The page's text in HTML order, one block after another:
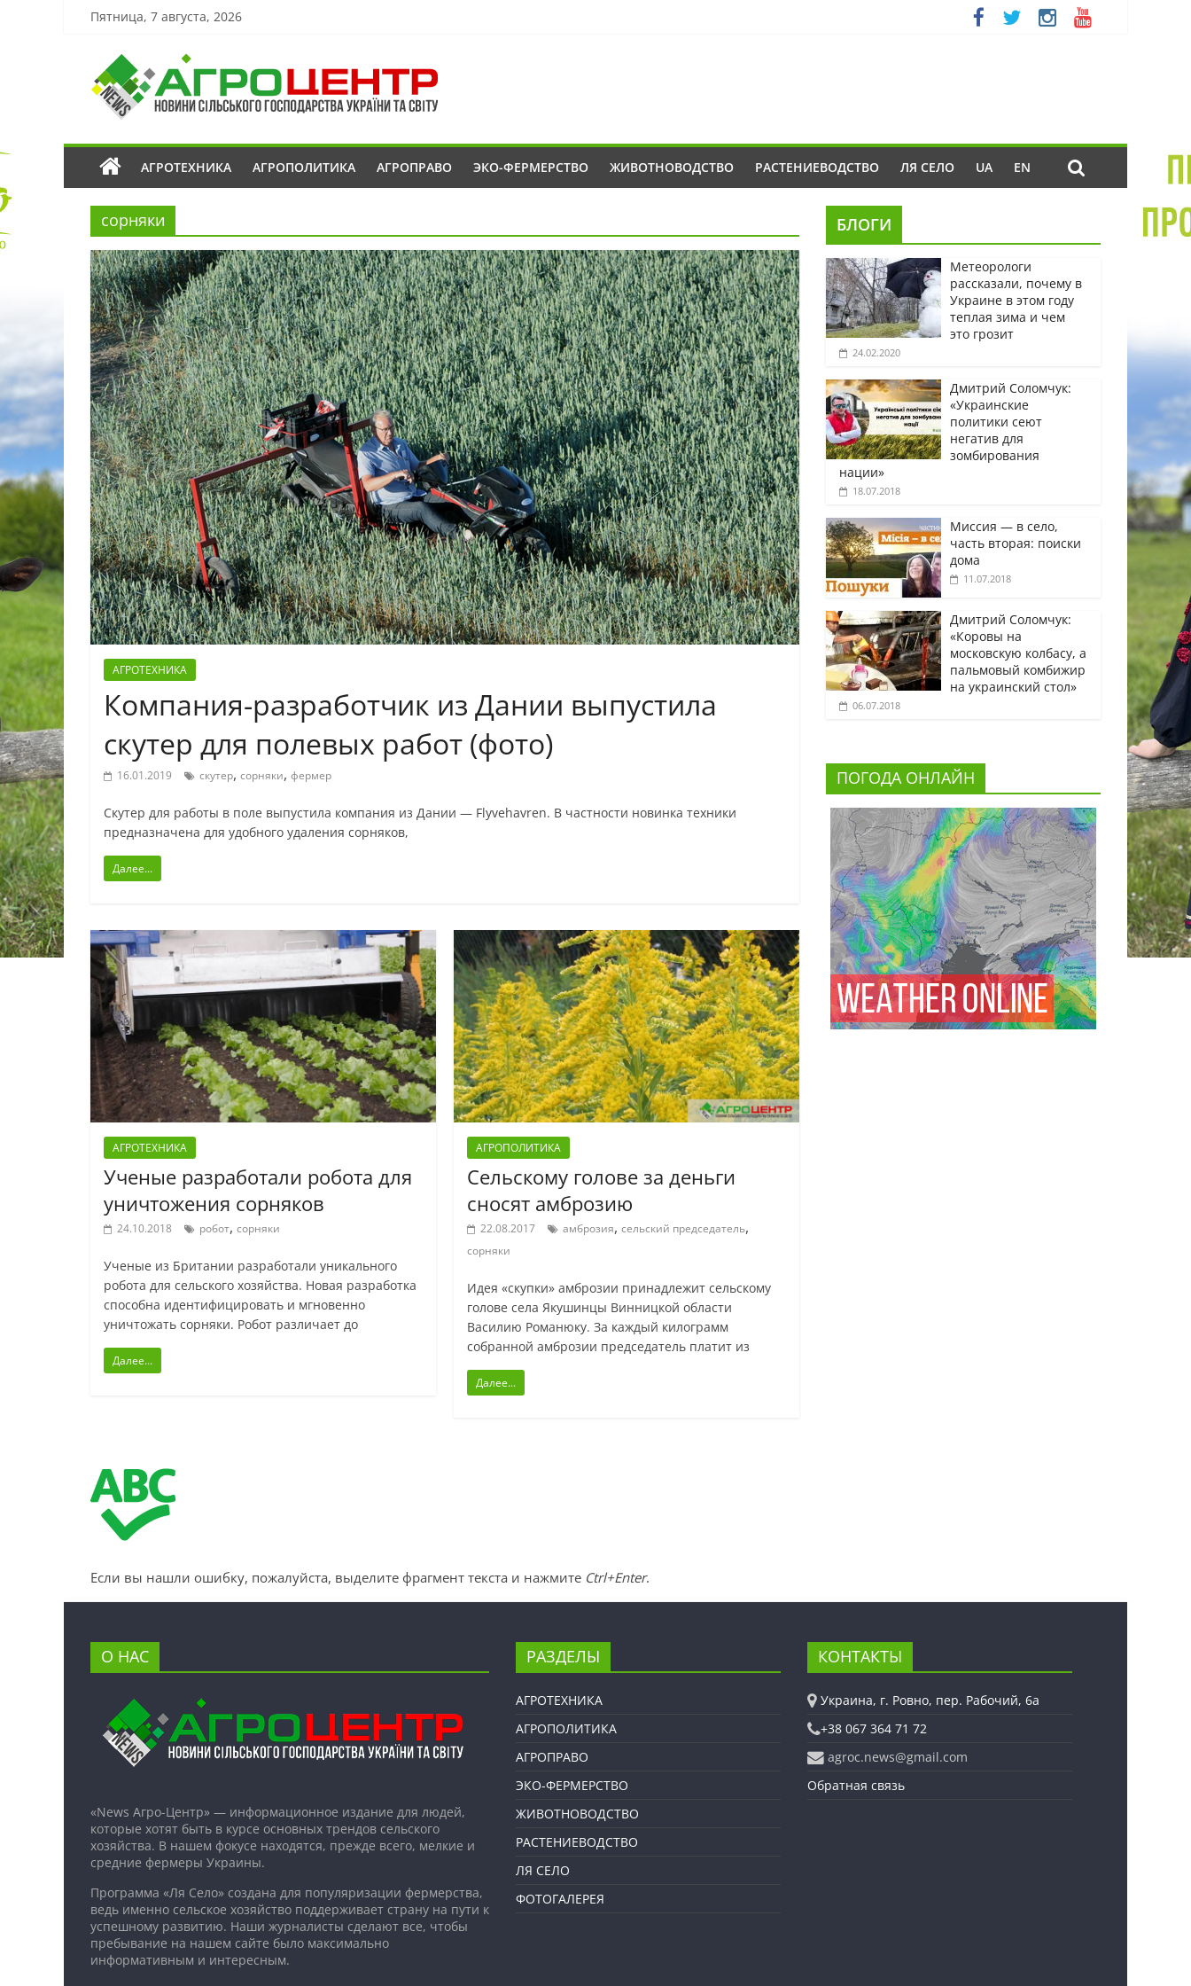
Пятница, 7 августа, 2026
АГРОТЕХНИКА АГРОПОЛИТИКА АГРОПРАВО ЭКО-ФЕРМЕРСТВО ЖИВОТНОВОДСТВО РАСТЕНИЕВОДСТВО ЛЯ СЕЛО UA EN
сорняки
АГРОТЕХНИКА
Компания-разработчик из Дании выпустила
скутер для полевых работ (фото)
16.01.2019 скутер, сорняки, фермер
Скутер для работы в поле выпустила компания из Дании — Flyvehavren. В частности новинка техники
предназначена для удобного удаления сорняков,
Далее...
АГРОТЕХНИКА
Ученые разработали робота для
уничтожения сорняков
24.10.2018 робот, сорняки
Ученые из Британии разработали уникального
робота для сельского хозяйства. Новая разработка
способна идентифицировать и мгновенно
уничтожать сорняки. Робот различает до
Далее...
АГРОПОЛИТИКА
Сельскому голове за деньги
сносят амброзию
22.08.2017 амброзия,сельский председатель,
сорняки
Идея «скупки» амброзии принадлежит сельскому
голове села Якушинцы Винницкой области
Василию Романюку. За каждый килограмм
собранной амброзии председатель платит из
Далее...
БЛОГИ
Метеорологи
рассказали, почему в
Украине в этом году
теплая зима и чем
это грозит
24.02.2020
Дмитрий Соломчук:
«Украинские
политики сеют
негатив для
зомбирования
нации»
18.07.2018
Миссия — в село,
часть вторая: поиски
дома
11.07.2018
Дмитрий Соломчук:
«Коровы на
московскую колбасу, а
пальмовый комбижир
на украинский стол»
06.07.2018
ПОГОДА ОНЛАЙН
Если вы нашли ошибку, пожалуйста, выделите фрагмент текста и нажмите Ctrl+Enter.
О НАС
«News Агро-Центр» — информационное издание для людей,
которые хотят быть в курсе основных трендов сельского
хозяйства. В нашем фокусе находятся, прежде всего, мелкие и
средние фермеры Украины.
Программа «Ля Село» создана для популяризации фермерства,
ведь именно сельское хозяйство поддерживает страну на пути к
успешному развитию. Наши журналисты сделают все, чтобы
пребывание на нашем сайте было максимально
информативным и интересным.
РАЗДЕЛЫ
АГРОТЕХНИКА
АГРОПОЛИТИКА
АГРОПРАВО
ЭКО-ФЕРМЕРСТВО
ЖИВОТНОВОДСТВО
РАСТЕНИЕВОДСТВО
ЛЯ СЕЛО
ФОТОГАЛЕРЕЯ
КОНТАКТЫ
Украина, г. Ровно, пер. Рабочий, 6а
+38 067 364 71 72
agroc.news@gmail.com
Обратная связь